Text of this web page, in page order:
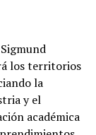
los territorios
la
y el
académica